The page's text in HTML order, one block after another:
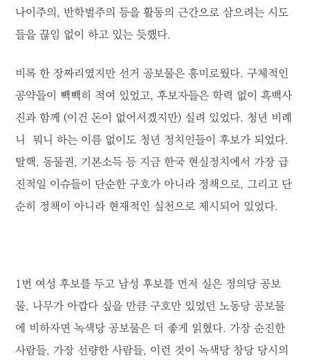
나이주의, 반학벌주의 등을 활동의 근간으로 삼으려는 시도
들을 끊임 없이 하고 있는 듯했다.
비록 한 장짜리였지만 선거 공보물은 흥미로웠다. 구체적인
공약들이 빽빽히 적여 있었고, 후보자들은 학력 없이 흑백사
진과 함께 (이건 돈이 없어서겠지만) 실려 있었다. 청년 비례
니 뭐니 하는 이름 없이도 청년 정치인들이 후보가 되었다.
탈핵, 동물권, 기본소득 등 지금 한국 현실정치에서 가장 급
진적일 이슈들이 단순한 구호가 아니라 정책으로, 그리고 단
순히 정책이 아니라 현재적인 실천으로 제시되어 있었다.
1번 여성 후보를 두고 남성 후보를 먼저 실은 정의당 공보
물, 나무가 아깝다 싶을 만큼 구호만 있었던 노동당 공보물
에 비하자면 녹색당 공보물은 더 좋게 읽혔다. 가장 순진한
사람들, 가장 선량한 사람들, 이런 것이 녹색당 창당 당시의